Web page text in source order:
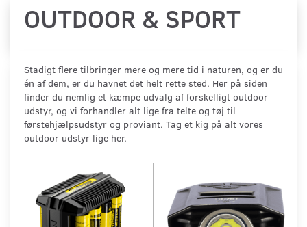
OUTDOOR & SPORT
Stadigt flere tilbringer mere og mere tid i naturen, og er du
én af dem, er du havnet det helt rette sted. Her på siden
finder du nemlig et kæmpe udvalg af forskelligt outdoor
udstyr, og vi forhandler alt lige fra telte og tøj til
førstehjælpsudstyr og proviant. Tag et kig på alt vores
outdoor udstyr lige her.